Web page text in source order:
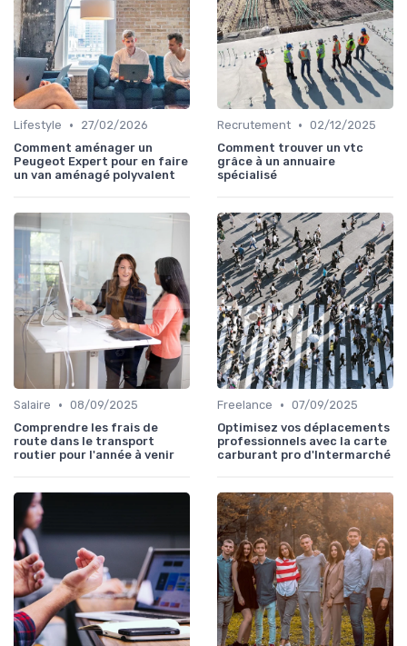
Lifestyle •
27/02/2026
Comment aménager un
Peugeot Expert pour en faire
un van aménagé polyvalent
Recrutement • 02/12/2025
Comment trouver un vtc
grâce à un annuaire
spécialisé
Salaire • 08/09/2025
Comprendre les frais de
route dans le transport
routier pour l'année à venir
Freelance • 07/09/2025
Optimisez vos déplacements
professionnels avec la carte
carburant pro d'Intermarché